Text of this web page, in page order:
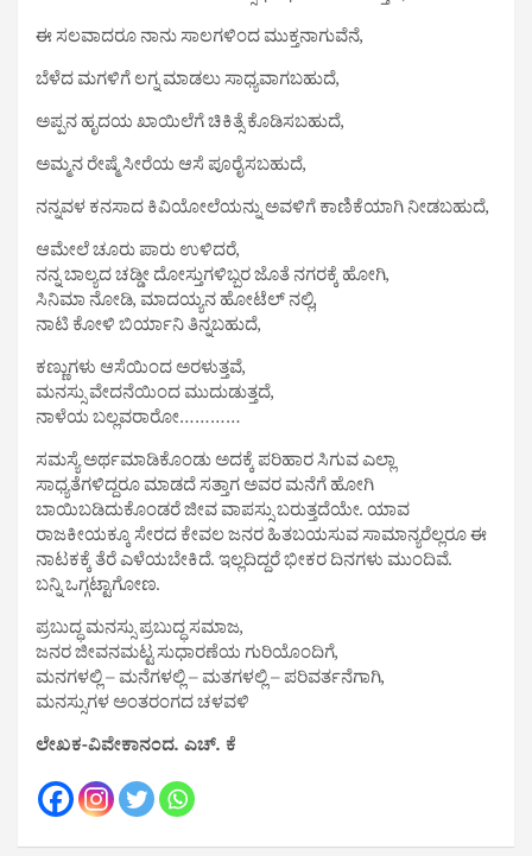
ಈ ಸಲವಾದರೂ ನಾನು ಸಾಲಗಳಿಂದ ಮುಕ್ತನಾಗುವೆನೆ,
ಬೆಳೆದ ಮಗಳಿಗೆ ಲಗ್ನ ಮಾಡಲು ಸಾಧ್ಯವಾಗಬಹುದೆ,
ಅಪ್ಪನ ಹೃದಯ ಖಾಯಿಲೆಗೆ ಚಿಕಿತ್ಸೆ ಕೊಡಿಸಬಹುದೆ,
ಅಮ್ಮನ ರೇಷ್ಮೆ ಸೀರೆಯ ಆಸೆ ಪೂರೈಸಬಹುದೆ,
ನನ್ನವಳ ಕನಸಾದ ಕಿವಿಯೋಲೆಯನ್ನು ಅವಳಿಗೆ ಕಾಣಿಕೆಯಾಗಿ ನೀಡಬಹುದೆ,
ಆಮೇಲೆ ಚೂರು ಪಾರು ಉಳಿದರೆ,
ನನ್ನ ಬಾಲ್ಯದ ಚಡ್ಡೀ ದೋಸ್ತುಗಳಿಬ್ಬರ ಜೊತೆ ನಗರಕ್ಕೆ ಹೋಗಿ,
ಸಿನಿಮಾ ನೋಡಿ, ಮಾದಯ್ಯನ ಹೋಟೆಲ್ ನಲ್ಲಿ,
ನಾಟಿ ಕೋಳಿ ಬಿರ್ಯಾನಿ ತಿನ್ನಬಹುದೆ,
ಕಣ್ಣುಗಳು ಆಸೆಯಿಂದ ಅರಳುತ್ತವೆ,
ಮನಸ್ಸು ವೇದನೆಯಿಂದ ಮುದುಡುತ್ತದೆ,
ನಾಳೆಯ ಬಲ್ಲವರಾರೋ…………
ಸಮಸ್ಯೆ ಅರ್ಥಮಾಡಿಕೊಂಡು ಅದಕ್ಕೆ ಪರಿಹಾರ ಸಿಗುವ ಎಲ್ಲಾ
ಸಾಧ್ಯತೆಗಳಿದ್ದರೂ ಮಾಡದೆ ಸತ್ತಾಗ ಅವರ ಮನೆಗೆ ಹೋಗಿ
ಬಾಯಿಬಡಿದುಕೊಂಡರೆ ಜೀವ ವಾಪಸ್ಸು ಬರುತ್ತದೆಯೇ. ಯಾವ
ರಾಜಕೀಯಕ್ಕೂ ಸೇರದ ಕೇವಲ ಜನರ ಹಿತಬಯಸುವ ಸಾಮಾನ್ಯರೆಲ್ಲರೂ ಈ
ನಾಟಕಕ್ಕೆ ತೆರೆ ಎಳೆಯಬೇಕಿದೆ. ಇಲ್ಲದಿದ್ದರೆ ಭೀಕರ ದಿನಗಳು ಮುಂದಿವೆ.
ಬನ್ನಿ ಒಗ್ಗಟ್ಟಾಗೋಣ.
ಪ್ರಬುದ್ಧ ಮನಸ್ಸು ಪ್ರಬುದ್ಧ ಸಮಾಜ,
ಜನರ ಜೀವನಮಟ್ಟ ಸುಧಾರಣೆಯ ಗುರಿಯೊಂದಿಗೆ,
ಮನಗಳಲ್ಲಿ – ಮನೆಗಳಲ್ಲಿ – ಮತಗಳಲ್ಲಿ – ಪರಿವರ್ತನೆಗಾಗಿ,
ಮನಸ್ಸುಗಳ ಅಂತರಂಗದ ಚಳವಳಿ
ಲೇಖಕ-ವಿವೇಕಾನಂದ. ಎಚ್. ಕೆ